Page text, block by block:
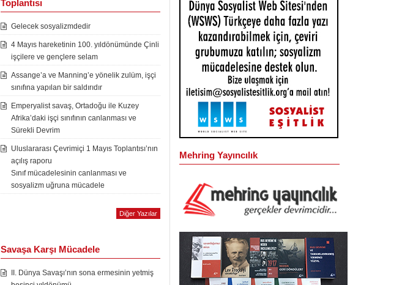
Toplantısı
Gelecek sosyalizmdedir
4 Mayıs hareketinin 100. yıldönümünde Çinli
işçilere ve gençlere selam
Assange’a ve Manning’e yönelik zulüm, işçi
sınıfına yapılan bir saldırıdır
Emperyalist savaş, Ortadoğu ile Kuzey
Afrika’daki işçi sınıfının canlanması ve
Sürekli Devrim
Uluslararası Çevrimiçi 1 Mayıs Toplantısı’nın
açılış raporu
Sınıf mücadelesinin canlanması ve
sosyalizm uğruna mücadele
Diğer Yazılar
Savaşa Karşı Mücadele
II. Dünya Savaşı’nın sona ermesinin yetmiş
Mehring Yayıncılık